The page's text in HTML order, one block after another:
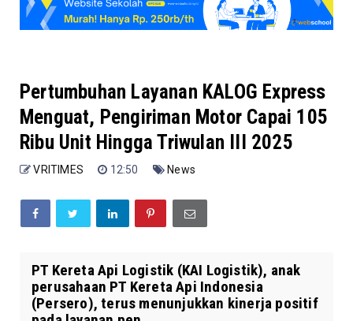
Pertumbuhan Layanan KALOG Express
Menguat, Pengiriman Motor Capai 105
Ribu Unit Hingga Triwulan III 2025
VRITIMES 12:50 News
PT Kereta Api Logistik (KAI Logistik), anak
perusahaan PT Kereta Api Indonesia
(Persero), terus menunjukkan kinerja positif